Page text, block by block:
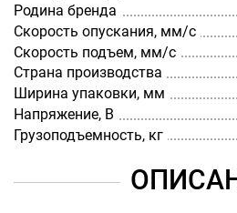
Родина бренда
Скорость опускания, мм/с
Скорость подъем, мм/с
Страна производства
Ширина упаковки, мм
Напряжение, В
Грузоподъемность, кг